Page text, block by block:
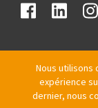
Nous utilisons
expérience
dernier, nous